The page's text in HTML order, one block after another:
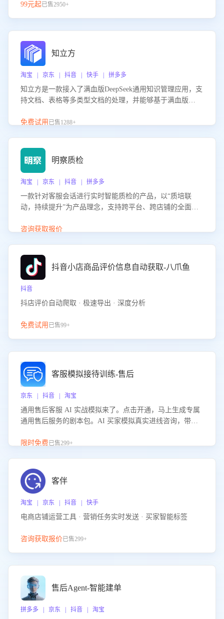
99元起已售2950+
知立方
淘宝 | 京东 | 抖音 | 快手 | 拼多多
知立方是一款接入了满血版DeepSeek通用知识管理应用，支
持文档、表格等多类型文档的处理，并能够基于满血版
识支持，帮助用户高效管理和利用知识资源。通过该产品，
免费试用 已售1288+
明察质检
淘宝 | 京东 | 抖音 | 拼多多
一款针对客服会话进行实时智能质检的产品，以“质培联
动，持续提升”为产品理念，支持跨平台、跨店铺的全面、
升客服团队的销服能力。
咨询获取报价
抖音小店商品评价信息自动获取-八爪鱼
抖音
抖店评价自动爬取 · 极速导出 · 深度分析
免费试用 已售99+
客服模拟接待训练-售后
京东 | 抖音 | 淘宝
通用售后客服 AI 实战模拟来了。点击开通，马上生成专属
通用售后服务的剧本包。AI 买家模拟真实进线咨询，带您
的应对要点，轻松提升服务能力。
限时免费已售299+
客伴
淘宝 | 京东 | 抖音 | 快手
电商店铺运营工具 · 营销任务实时发送 · 买家智能标签
咨询获取报价已售299+
售后Agent-智能建单
拼多多 | 京东 | 抖音 | 淘宝